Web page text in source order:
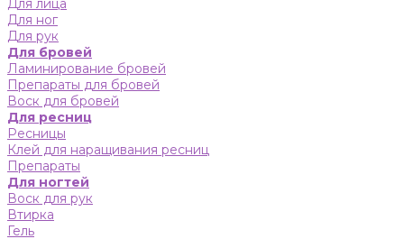
Для лица
Для ног
Для рук
Для бровей
Ламинирование бровей
Препараты для бровей
Воск для бровей
Для ресниц
Ресницы
Клей для наращивания ресниц
Препараты
Для ногтей
Воск для рук
Втирка
Гель